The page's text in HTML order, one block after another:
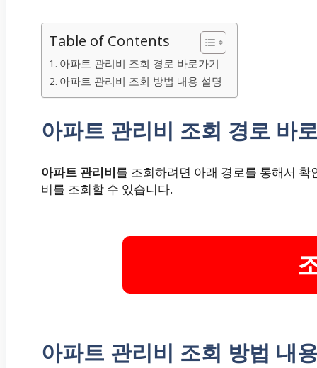
Table of Contents
아파트 관리비 조회 경로 바로가기
아파트 관리비 조회 방법 내용 설명
아파트 관리비 조회 경로 바
아파트 관리비를 조회하려면 아래 경로를 통해서
비를 조회할 수 있습니다.
아파트 관리비 조회 방법 내